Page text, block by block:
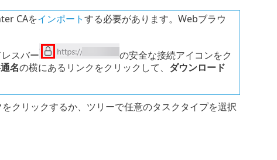
CAをインポートする必要があります。Webブラウ
スバー
の安全な接続アイコンをク
名の横にあるリンクをクリックして、 ダウンロード
をクリックするか、ツリーで任意のタスクタイプを選択